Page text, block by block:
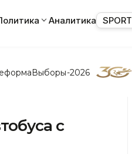
Аналитика SPORT
Выборы-2026
с